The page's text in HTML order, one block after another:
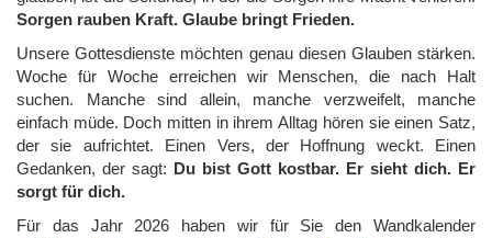
Sorgen rauben Kraft. Glaube bringt Frieden.
Unsere Gottesdienste möchten genau diesen Glauben stärken.
Woche für Woche erreichen wir Menschen, die nach Halt
suchen. Manche sind allein, manche verzweifelt, manche
einfach müde. Doch mitten in ihrem Alltag hören sie einen Satz,
der sie aufrichtet. Einen Vers, der Hoffnung weckt. Einen
Gedanken, der sagt: Du bist Gott kostbar. Er sieht dich. Er
sorgt für dich.
Für das Jahr 2026 haben wir für Sie den Wandkalender